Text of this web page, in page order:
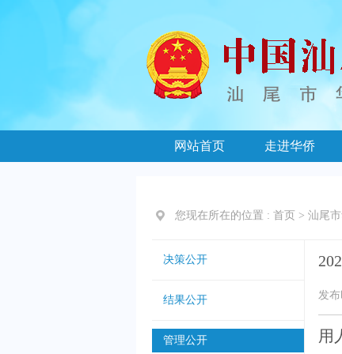
网站首页 走进华侨
您现在所在的位置 : 首页 > 汕尾
决策公开
结果公开
管理公开
发布
用